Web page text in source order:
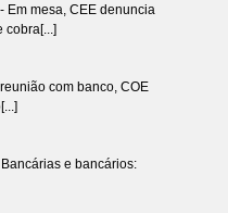
Em mesa, CEE denuncia
cobra[...]
com banco, COE
e bancários: